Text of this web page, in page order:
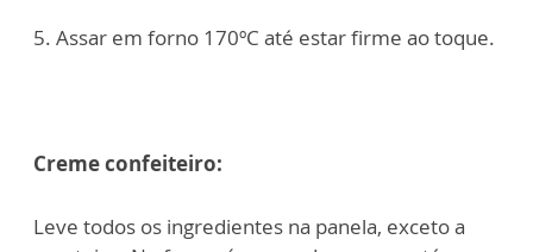
5. Assar em forno 170ºC até estar firme ao toque.
Creme confeiteiro:
Leve todos os ingredientes na panela, exceto a